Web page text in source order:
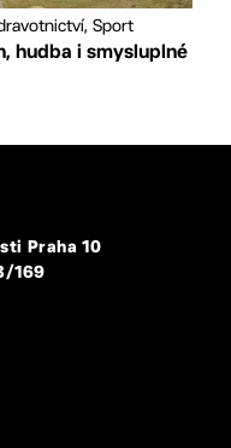
Sport
hudba i smysluplné
Praha 10
169